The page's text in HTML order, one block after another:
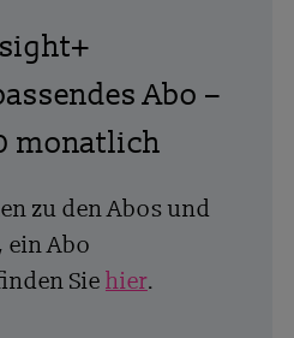
Abo –
monatlich
zu den Abos und
Abo
Sie hier.